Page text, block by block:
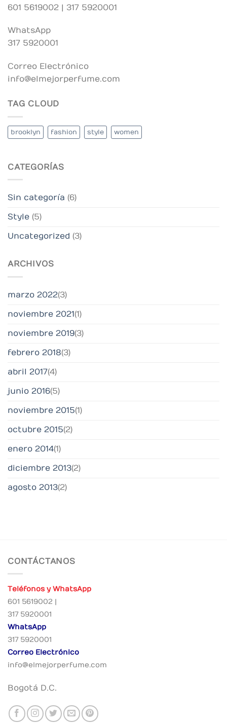
601 5619002 | 317 5920001
WhatsApp
317 5920001
Correo Electrónico
info@elmejorperfume.com
TAG CLOUD
brooklyn fashion style women
CATEGORÍAS
Sin categoría (6)
Style (5)
Uncategorized (3)
ARCHIVOS
marzo 2022(3)
noviembre 2021(1)
noviembre 2019(3)
febrero 2018(3)
abril 2017(4)
junio 2016(5)
noviembre 2015(1)
octubre 2015(2)
enero 2014(1)
diciembre 2013(2)
agosto 2013(2)
CONTÁCTANOS
Teléfonos y WhatsApp
601 5619002 |
317 5920001
WhatsApp
317 5920001
Correo Electrónico
info@elmejorperfume.com
Bogotá D.C.